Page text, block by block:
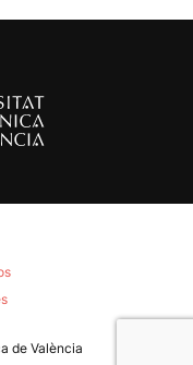
de València